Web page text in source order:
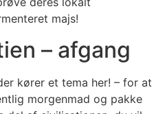
majs!
– afgang
kører et tema her! – for at
morgenmad og pakke